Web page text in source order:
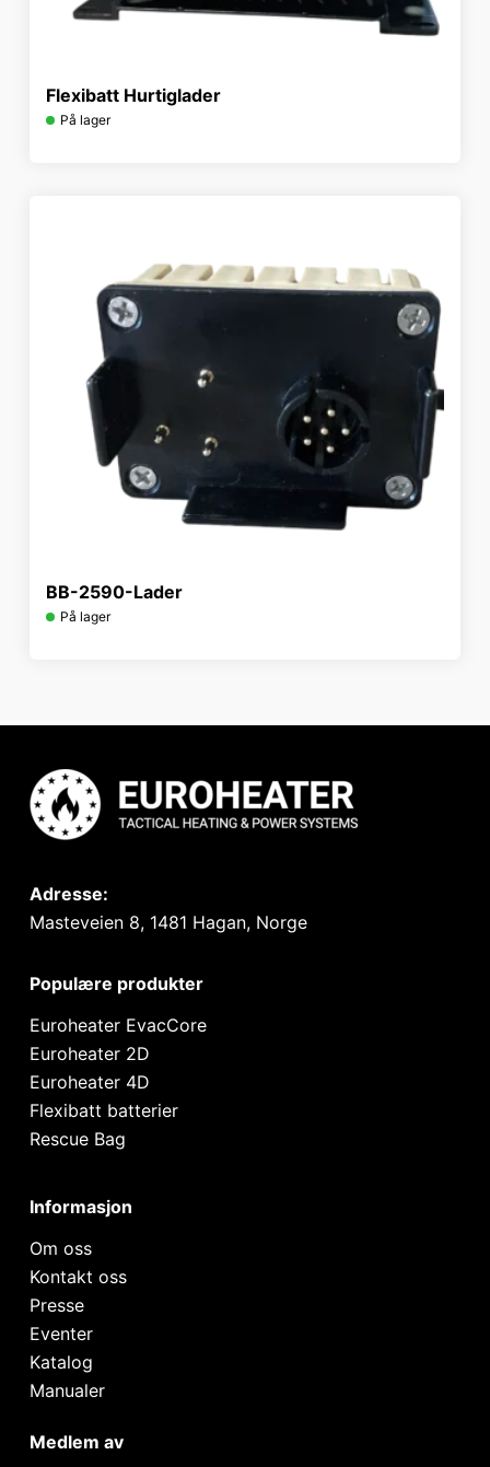
Flexibatt Hurtiglader
På lager
BB-2590-Lader
På lager
Adresse:
Masteveien 8, 1481 Hagan, Norge
Populære produkter
Euroheater EvacCore
Euroheater 2D
Euroheater 4D
Flexibatt batterier
Rescue Bag
Informasjon
Om oss
Kontakt oss
Presse
Eventer
Katalog
Manualer
Medlem av